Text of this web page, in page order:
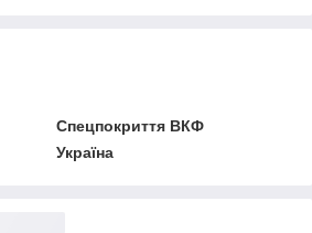
Спецпокриття ВКФ
Україна